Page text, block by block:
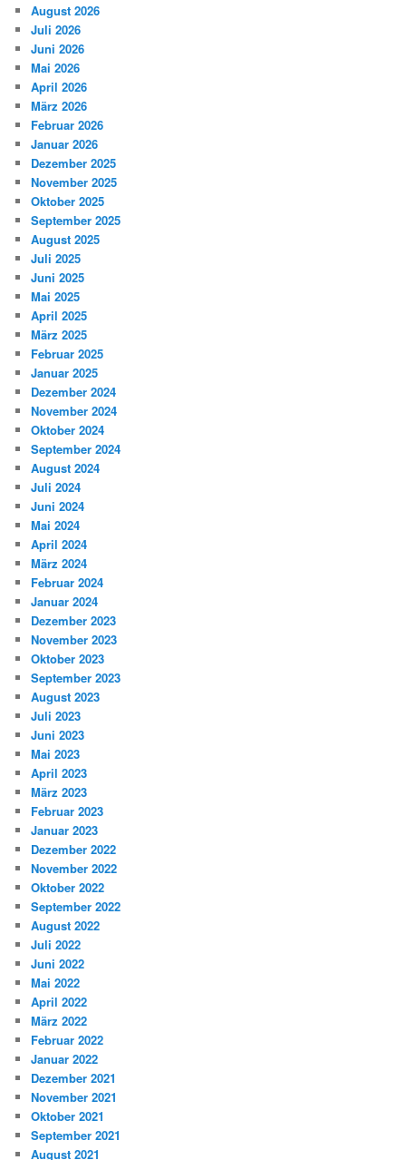
August 2026
Juli 2026
Juni 2026
Mai 2026
April 2026
März 2026
Februar 2026
Januar 2026
Dezember 2025
November 2025
Oktober 2025
September 2025
August 2025
Juli 2025
Juni 2025
Mai 2025
April 2025
März 2025
Februar 2025
Januar 2025
Dezember 2024
November 2024
Oktober 2024
September 2024
August 2024
Juli 2024
Juni 2024
Mai 2024
April 2024
März 2024
Februar 2024
Januar 2024
Dezember 2023
November 2023
Oktober 2023
September 2023
August 2023
Juli 2023
Juni 2023
Mai 2023
April 2023
März 2023
Februar 2023
Januar 2023
Dezember 2022
November 2022
Oktober 2022
September 2022
August 2022
Juli 2022
Juni 2022
Mai 2022
April 2022
März 2022
Februar 2022
Januar 2022
Dezember 2021
November 2021
Oktober 2021
September 2021
August 2021